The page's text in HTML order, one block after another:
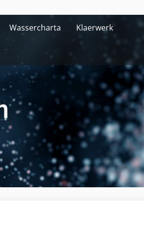
Wassercharta Klaerwerk